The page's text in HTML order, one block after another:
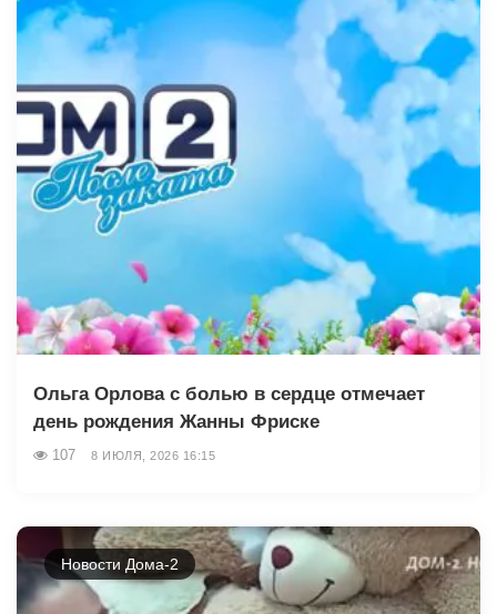
Ольга Орлова с болью в сердце отмечает
день рождения Жанны Фриске
107 8 ИЮЛЯ, 2026 16:15
Новости Дома-2